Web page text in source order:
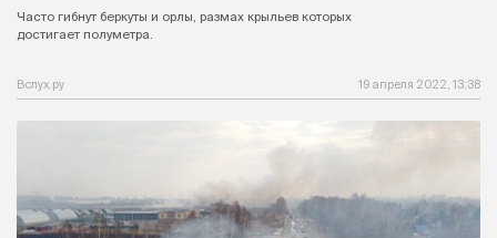
Часто гибнут беркуты и орлы, размах крыльев которых
достигает полуметра.
Вслух.ру 19 апреля 2022, 13:38